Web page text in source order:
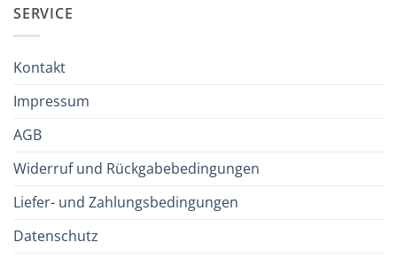
SERVICE
Kontakt
Impressum
AGB
Widerruf und Rückgabebedingungen
Liefer- und Zahlungsbedingungen
Datenschutz